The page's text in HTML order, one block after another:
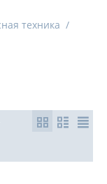
техника /